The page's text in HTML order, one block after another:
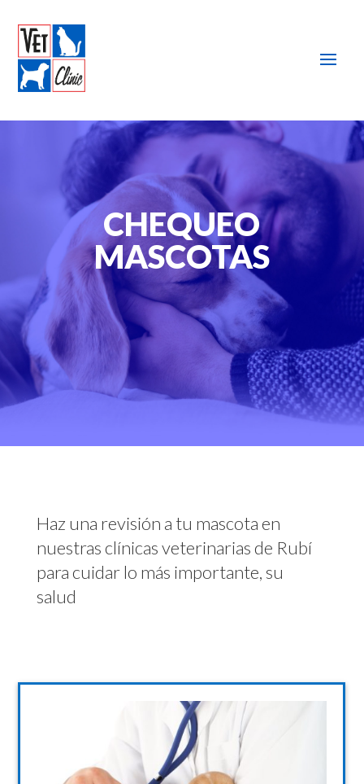
CHEQUEO
MASCOTAS
Haz una revisión a tu mascota en
nuestras clínicas veterinarias de Rubí
para cuidar lo más importante, su
salud